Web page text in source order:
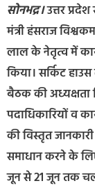
सोनभद्र।उत्तर
मंत्री हंसराज
लाल के नेतृत्व में
किया। सर्किट
बैठक की अध्यक्षता
पदाधिकारियों व
की विस्तृत
समाधान करने के
जून से 21 जून तक